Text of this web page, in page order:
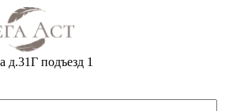
подъезд 1